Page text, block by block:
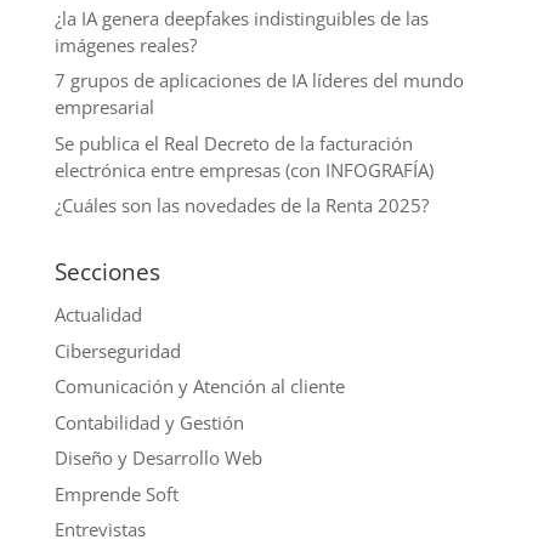
¿la IA genera deepfakes indistinguibles de las
imágenes reales?
7 grupos de aplicaciones de IA líderes del mundo
empresarial
Se publica el Real Decreto de la facturación
electrónica entre empresas (con INFOGRAFÍA)
¿Cuáles son las novedades de la Renta 2025?
Secciones
Actualidad
Ciberseguridad
Comunicación y Atención al cliente
Contabilidad y Gestión
Diseño y Desarrollo Web
Emprende Soft
Entrevistas